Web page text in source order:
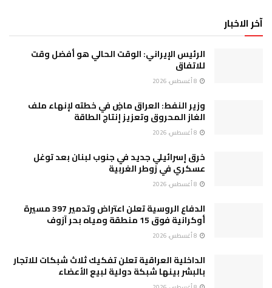
آخر الاخبار
الرئيس الإيراني: الوقت الحالي هو أفضل وقت
للاتفاق
وزير النفط: العراق ماضٍ في خطته لإنهاء ملف
الغاز المحروق وتعزيز إنتاج الطاقة
خرق إسرائيلي جديد في جنوب لبنان بعد توغل
عسكري في زوطر الغربية
الدفاع الروسية تعلن اعتراض وتدمير 397 مسيرة
أوكرانية فوق 15 منطقة ومياه بحر آزوف
الداخلية العراقية تعلن تفكيك ثلاث شبكات للاتجار
بالبشر بينها شبكة دولية لبيع الأعضاء